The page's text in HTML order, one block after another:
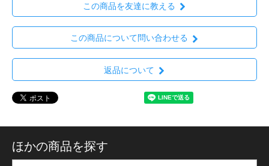
この商品を友達に教える
この商品について問い合わせる
返品について
ほかの商品を探す